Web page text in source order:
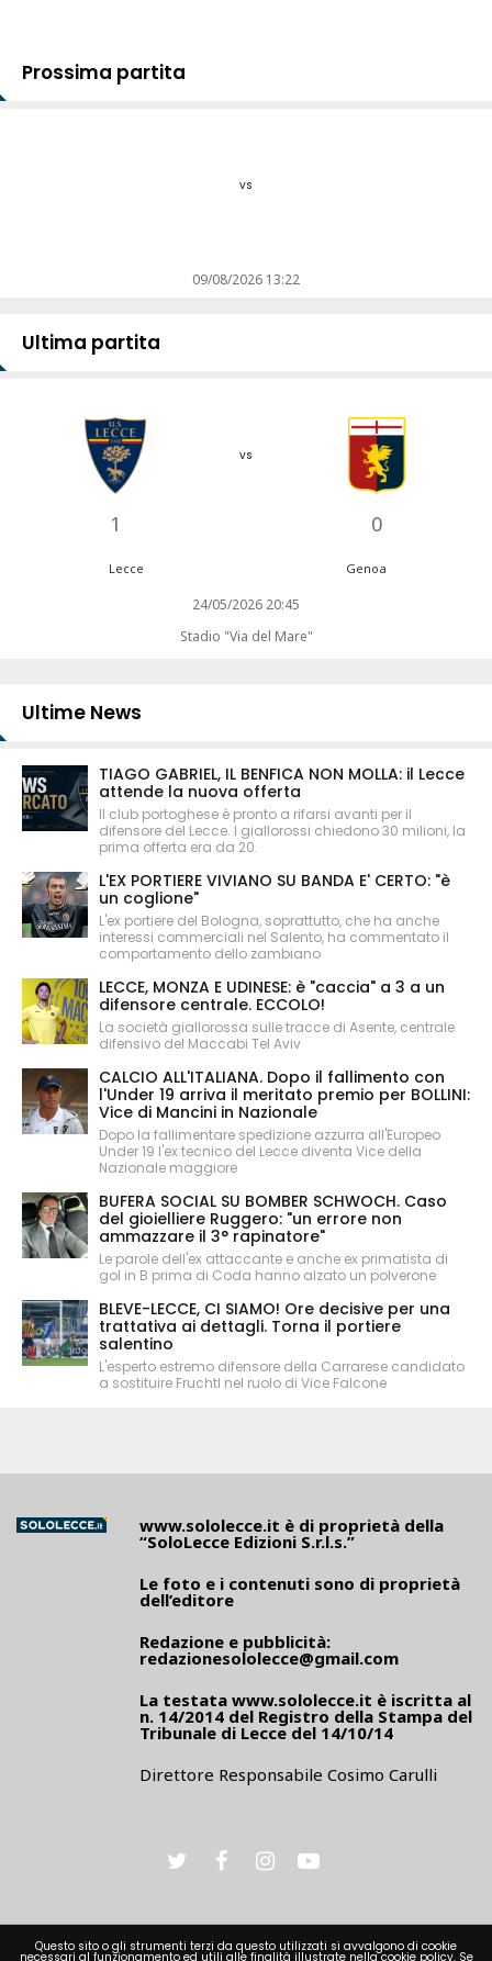
Prossima partita
vs
09/08/2026 13:22
Ultima partita
1
vs
0
Lecce Genoa
24/05/2026 20:45
Stadio "Via del Mare"
Ultime News
TIAGO GABRIEL, IL BENFICA NON MOLLA: il Lecce
attende la nuova offerta
Il club portoghese è pronto a rifarsi avanti per il
difensore del Lecce. I giallorossi chiedono 30 milioni, la
prima offerta era da 20.
L'EX PORTIERE VIVIANO SU BANDA E' CERTO: "è
un coglione"
L'ex portiere del Bologna, soprattutto, che ha anche
interessi commerciali nel Salento, ha commentato il
comportamento dello zambiano
LECCE, MONZA E UDINESE: è "caccia" a 3 a un
difensore centrale. ECCOLO!
La società giallorossa sulle tracce di Asente, centrale
difensivo del Maccabi Tel Aviv
CALCIO ALL'ITALIANA. Dopo il fallimento con
l'Under 19 arriva il meritato premio per BOLLINI:
Vice di Mancini in Nazionale
Dopo la fallimentare spedizione azzurra all'Europeo
Under 19 l'ex tecnico del Lecce diventa Vice della
Nazionale maggiore
BUFERA SOCIAL SU BOMBER SCHWOCH. Caso
del gioielliere Ruggero: "un errore non
ammazzare il 3° rapinatore"
Le parole dell'ex attaccante e anche ex primatista di
gol in B prima di Coda hanno alzato un polverone
BLEVE-LECCE, CI SIAMO! Ore decisive per una
trattativa ai dettagli. Torna il portiere
salentino
L'esperto estremo difensore della Carrarese candidato
a sostituire Fruchtl nel ruolo di Vice Falcone
www.sololecce.it è di proprietà della
“SoloLecce Edizioni S.r.l.s.”
Le foto e i contenuti sono di proprietà
dell’editore
Redazione e pubblicità:
redazionesololecce@gmail.com
La testata www.sololecce.it è iscritta al
n. 14/2014 del Registro della Stampa del
Tribunale di Lecce del 14/10/14
Direttore Responsabile Cosimo Carulli
Questo sito o gli strumenti terzi da questo utilizzati si avvalgono di cookie
necessari al funzionamento ed utili alle finalità illustrate nella cookie policy. Se